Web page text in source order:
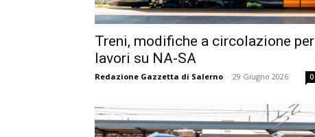
Treni, modifiche a circolazione per
lavori su NA-SA
Redazione Gazzetta di Salerno - 29 Giugno 2026 0